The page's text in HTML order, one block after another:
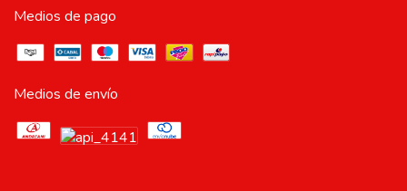
Medios de pago
Medios de envío